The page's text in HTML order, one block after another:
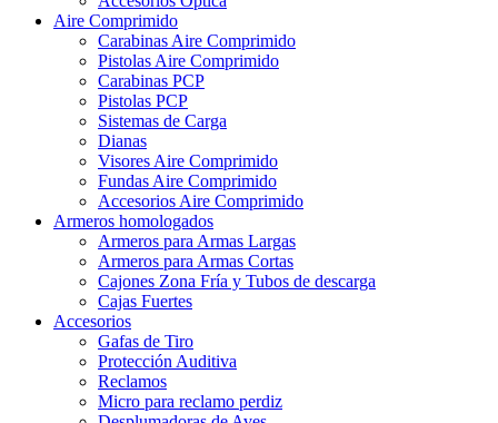
Aire Comprimido
Carabinas Aire Comprimido
Pistolas Aire Comprimido
Carabinas PCP
Pistolas PCP
Sistemas de Carga
Dianas
Visores Aire Comprimido
Fundas Aire Comprimido
Accesorios Aire Comprimido
Armeros homologados
Armeros para Armas Largas
Armeros para Armas Cortas
Cajones Zona Fría y Tubos de descarga
Cajas Fuertes
Accesorios
Gafas de Tiro
Protección Auditiva
Reclamos
Micro para reclamo perdiz